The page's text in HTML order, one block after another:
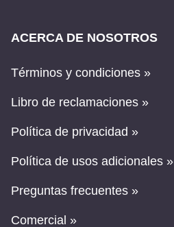
ACERCA DE NOSOTROS
Términos y condiciones »
Libro de reclamaciones »
Política de privacidad »
Política de usos adicionales »
Preguntas frecuentes »
Comercial »